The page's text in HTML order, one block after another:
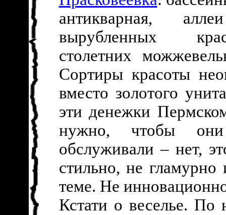
антикварная,
вырубленных
столетних
Сортиры красоты
вместо золотого
эти денежки
нужно, чтобы
обслуживали – нет,
стильно, не
теме. Не
Кстати о веселье. По